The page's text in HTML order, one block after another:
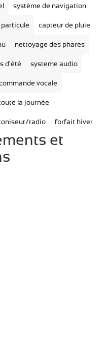
système de navigation
capteur de pluie
nettoyage des phares
d'été systeme audio
vocale
la journée
radio forfait hiver
et